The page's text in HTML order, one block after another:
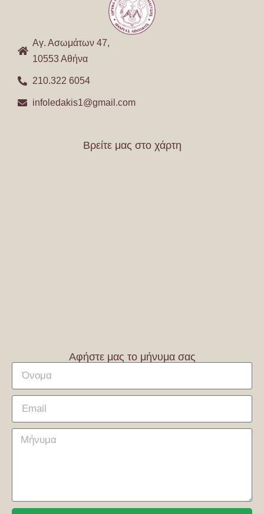
Αγ. Ασωμάτων 47,
10553 Αθήνα
210.322 6054
infoledakis1@gmail.com
Βρείτε μας στο χάρτη
Αφήστε μας το μήνυμα σας